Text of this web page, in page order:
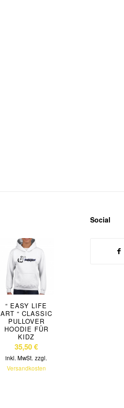
“ EASY LIFE
ART “ CLASSIC
PULLOVER
HOODIE FÜR
KIDZ
35,50€
inkl. MwSt. zzgl.
Versandkosten
Social